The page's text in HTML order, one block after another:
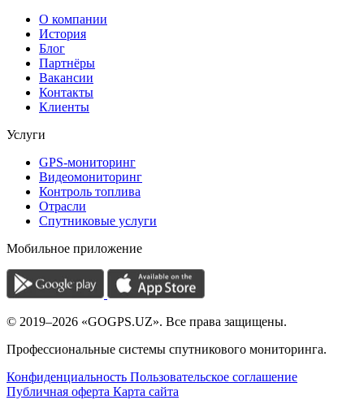
О компании
История
Блог
Партнёры
Вакансии
Контакты
Клиенты
Услуги
GPS-мониторинг
Видеомониторинг
Контроль топлива
Отрасли
Спутниковые услуги
Мобильное приложение
© 2019–2026 «GOGPS.UZ». Все права защищены.
Профессиональные системы спутникового мониторинга.
Конфиденциальность Пользовательское соглашение
Публичная оферта Карта сайта